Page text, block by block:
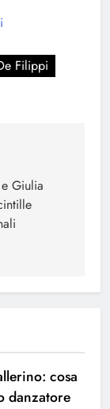
Filippi
Giulia
cosa
danzatore